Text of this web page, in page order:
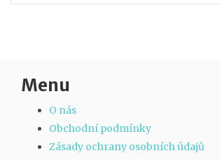
Menu
O nás
Obchodní podmínky
Zásady ochrany osobních údajů